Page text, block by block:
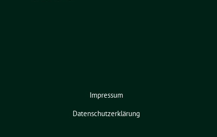
Impressum
Datenschutzerklärung